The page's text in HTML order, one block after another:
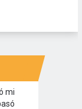
mi